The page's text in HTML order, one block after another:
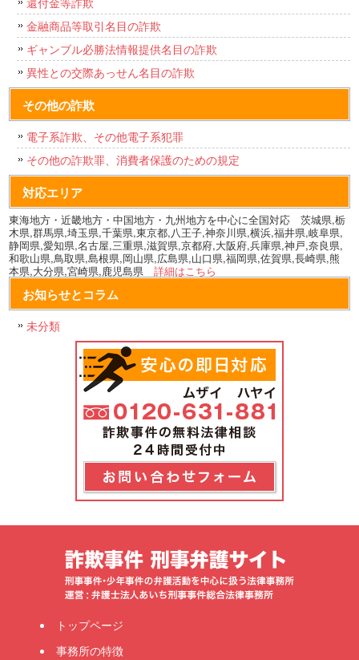
金融商品等取引名目の詐欺
ギャンブル必勝法情報提供名目の詐欺
異性との交際あっせん名目の詐欺
その他の詐欺
電子系詐欺、その他電子系犯罪
その他の詐欺罪、消費者保護のための規定
対応エリア
東海地方・近畿地方・中国地方・九州地方を中心に全国対応 茨城県,栃
木県,群馬県,埼玉県,千葉県,東京都,八王子,神奈川県,横浜,福井県,岐阜県,
静岡県,愛知県,名古屋,三重県,滋賀県,京都府,大阪府,兵庫県,神戸,奈良県,
和歌山県,鳥取県,島根県,岡山県,広島県,山口県,福岡県,佐賀県,長崎県,熊
本県,大分県,宮崎県,鹿児島県詳細はこちら
お知らせとコラム
未分類
トップページ
事務所の特徴